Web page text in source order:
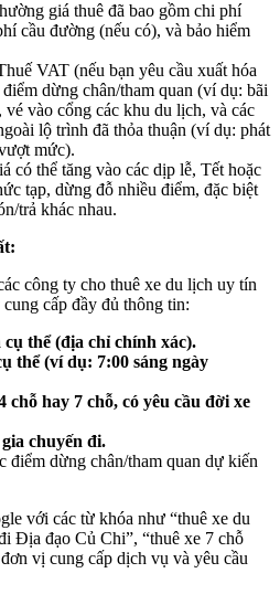
giá thuê đã bao gồm chi phí
cầu đường (nếu có), và bảo hiểm
VAT (nếu bạn yêu cầu xuất hóa
dừng chân/tham quan (ví dụ: bãi
vào cổng các khu du lịch, và các
lộ trình đã thỏa thuận (ví dụ: phát
mức).
có thể tăng vào các dịp lễ, Tết hoặc
tạp, dừng đỗ nhiều điểm, đặc biệt
trả khác nhau.
công ty cho thuê xe du lịch uy tín
cấp đầy đủ thông tin:
thể (địa chỉ chính xác).
thể (ví dụ: 7:00 sáng ngày
chỗ hay 7 chỗ, có yêu cầu đời xe
chuyến đi.
điểm dừng chân/tham quan dự kiến
với các từ khóa như “thuê xe du
Địa đạo Củ Chi”, “thuê xe 7 chỗ
vị cung cấp dịch vụ và yêu cầu